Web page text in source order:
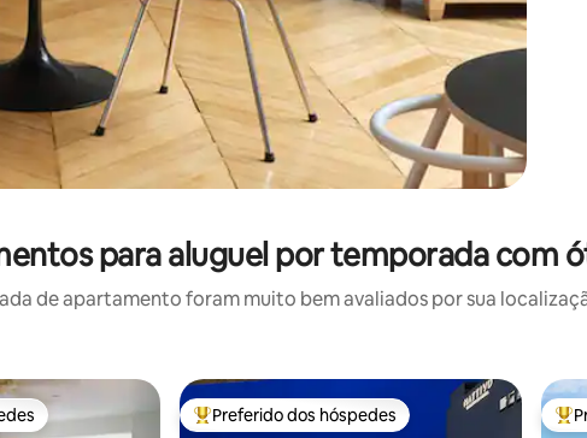
para aluguel por temporada com
de apartamento foram muito bem avaliados por sua
dos hóspedes Entre os melhores preferidos dos hóspedes
Preferido dos hóspedes